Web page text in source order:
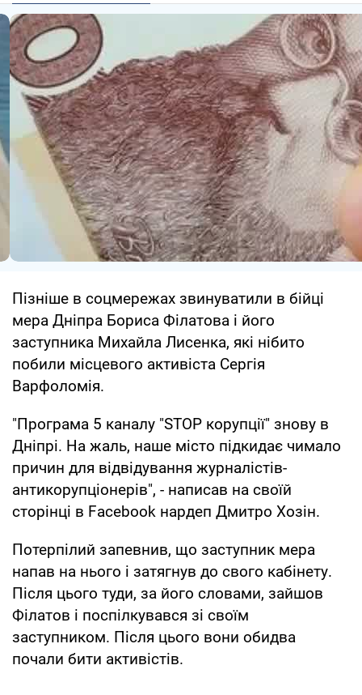
Пізніше в соцмережах звинуватили в бійці
мера Дніпра Бориса Філатова і його
заступника Михайла Лисенка, які нібито
побили місцевого активіста Сергія
Варфоломія.
"Програма 5 каналу "STOP корупції" знову в
Дніпрі. На жаль, наше місто підкидає чимало
причин для відвідування журналістів-
антикорупціонерів", - написав на своїй
сторінці в Facebook нардеп Дмитро Хозін.
Потерпілий запевнив, що заступник мера
напав на нього і затягнув до свого кабінету.
Після цього туди, за його словами, зайшов
Філатов і поспілкувався зі своїм
заступником. Після цього вони обидва
почали бити активістів.